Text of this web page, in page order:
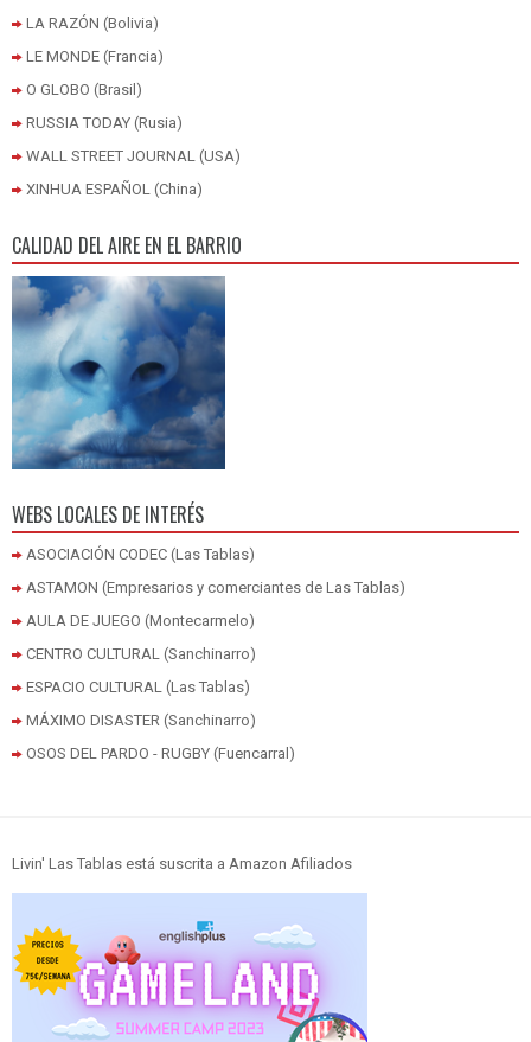
LA RAZÓN (Bolivia)
LE MONDE (Francia)
O GLOBO (Brasil)
RUSSIA TODAY (Rusia)
WALL STREET JOURNAL (USA)
XINHUA ESPAÑOL (China)
CALIDAD DEL AIRE EN EL BARRIO
WEBS LOCALES DE INTERÉS
ASOCIACIÓN CODEC (Las Tablas)
ASTAMON (Empresarios y comerciantes de Las Tablas)
AULA DE JUEGO (Montecarmelo)
CENTRO CULTURAL (Sanchinarro)
ESPACIO CULTURAL (Las Tablas)
MÁXIMO DISASTER (Sanchinarro)
OSOS DEL PARDO - RUGBY (Fuencarral)
Livin' Las Tablas está suscrita a Amazon Afiliados